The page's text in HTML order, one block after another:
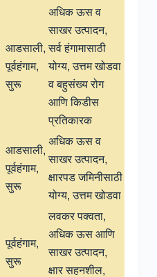
आडसाली,
पूर्वहंगाम,
सुरू
अधिक ऊस व
साखर उत्पादन,
सर्व हंगामासाठी
योग्य, उत्तम खोडवा
व बहुसंख्य रोग
आणि किडीस
प्रतिकारक
आडसाली,
पूर्वहंगाम,
सुरू
अधिक ऊस व
साखर उत्पादन,
क्षारपड जमिनीसाठी
योग्य, उत्तम खोडवा
पूर्वहंगाम,
सुरू
लवकर पक्वता,
अधिक ऊस आणि
साखर उत्पादन,
क्षार सहनशील,